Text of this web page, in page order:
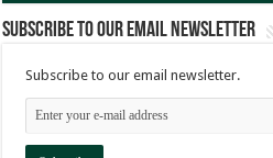
Subscribe to our email newsletter
Subscribe to our email newsletter.